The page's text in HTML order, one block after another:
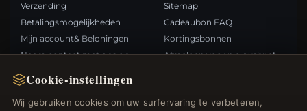
Cookie-instellingen
Wij gebruiken cookies om uw surfervaring te verbeteren,
Verzending
Betalingsmogelijkheden
Mijn account& Beloningen
Neem contact met ons op
Sitemap
Cadeaubon FAQ
Kortingsbonnen
Afmelden voor nieuwsbrief